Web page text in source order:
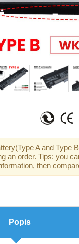
A and Type
an order. Tips: you
then
Popis